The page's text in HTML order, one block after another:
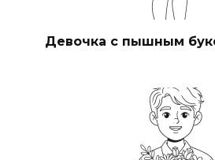
Девочка с пышным